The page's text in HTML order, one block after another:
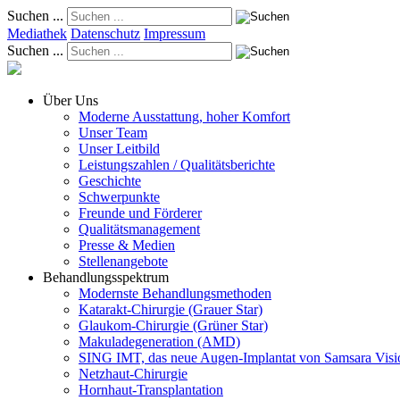
Suchen ...
Mediathek Datenschutz Impressum
Suchen ...
Über Uns
Moderne Ausstattung, hoher Komfort
Unser Team
Unser Leitbild
Leistungszahlen / Qualitätsberichte
Geschichte
Schwerpunkte
Freunde und Förderer
Qualitätsmanagement
Presse & Medien
Stellenangebote
Behandlungsspektrum
Modernste Behandlungsmethoden
Katarakt-Chirurgie (Grauer Star)
Glaukom-Chirurgie (Grüner Star)
Makuladegeneration (AMD)
SING IMT, das neue Augen-Implantat von Samsara
Netzhaut-Chirurgie
Hornhaut-Transplantation